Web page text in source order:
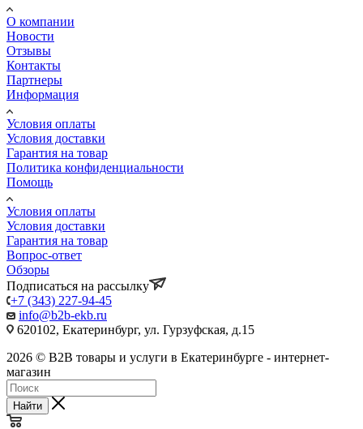
О компании
Новости
Отзывы
Контакты
Партнеры
Информация
Условия оплаты
Условия доставки
Гарантия на товар
Политика конфиденциальности
Помощь
Условия оплаты
Условия доставки
Гарантия на товар
Вопрос-ответ
Обзоры
Подписаться на рассылку
+7 (343) 227-94-45
info@b2b-ekb.ru
620102, Екатеринбург, ул. Гурзуфская, д.15
2026 © B2B товары и услуги в Екатеринбурге - интернет-
магазин
Найти